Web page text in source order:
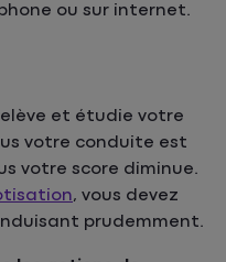
ou sur internet.
et étudie votre
votre conduite est
votre score diminue.
, vous devez
prudemment.